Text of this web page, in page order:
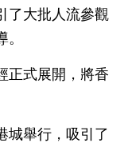
了大批人流參觀
正式展開，將香
城舉行，吸引了